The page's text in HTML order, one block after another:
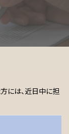
には、近日中に担